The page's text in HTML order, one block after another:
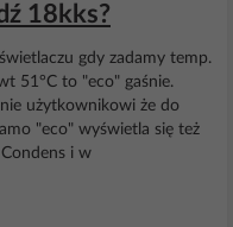
18kks?
gdy zadamy temp.
51°C to "eco" gaśnie.
użytkownikowi że do
"eco" wyświetla się też
Condens i w